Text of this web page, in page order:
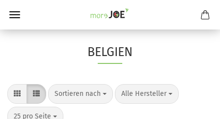
BELGIEN
Sortieren nach
Sortieren nach Alle Hersteller
pro Seite
25 pro Seite
pro Seite